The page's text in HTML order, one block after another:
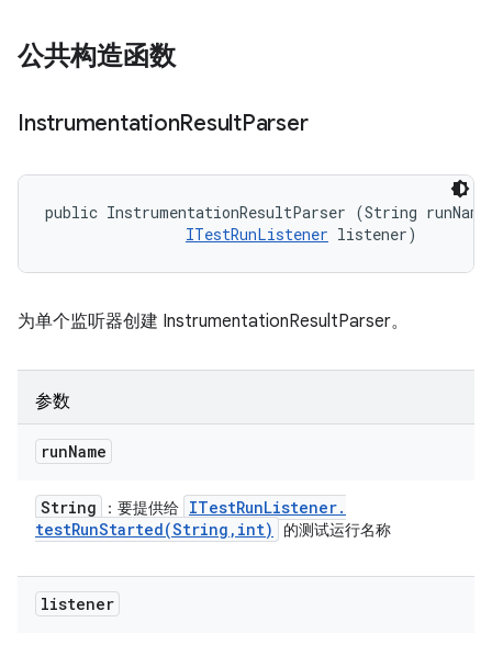
公共构造函数
InstrumentationResultParser
public InstrumentationResultParser (String
ITestRunListener listener)
为单个监听器创建 InstrumentationResultParser。
参数
runName
String ：要提供给 ITestRunListener.
testRunStarted(String , int) 的测试运行名称
listener